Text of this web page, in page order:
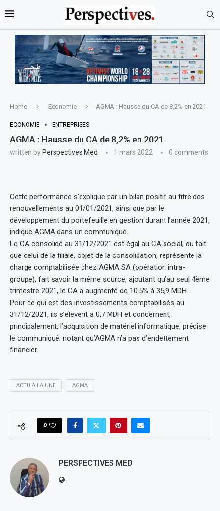
Home Economie AGMA : Hausse du CA de 8,2% en 2021
ECONOMIE ENTREPRISES
AGMA : Hausse du CA de 8,2% en 2021
written by Perspectives Med 1 mars 2022 0 comments
Cette performance s’explique par un bilan positif au titre des
renouvellements au 01/01/2021, ainsi que par le
développement du portefeuille en gestion durant l’année 2021,
indique AGMA dans un communiqué.
Le CA consolidé au 31/12/2021 est égal au CA social, du fait
que celui de la filiale, objet de la consolidation, représente la
charge comptabilisée chez AGMA SA (opération intra-
groupe), fait savoir la même source, ajoutant qu’au seul 4ème
trimestre 2021, le CA a augmenté de 10,5% à 35,9 MDH.
Pour ce qui est des investissements comptabilisés au
31/12/2021, ils s’élèvent à 0,7 MDH et concernent,
principalement, l’acquisition de matériel informatique, précise
le communiqué, notant qu’AGMA n’a pas d’endettement
financier.
ACTU À LA UNE AGMA
0
PERSPECTIVES MED